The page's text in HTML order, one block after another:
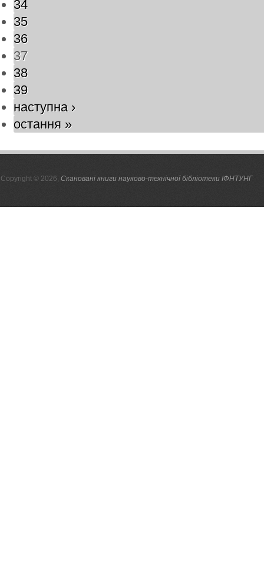
34
35
36
37
38
39
наступна ›
остання »
Copyright © 2026, Скановані книги науково-технічної бібліотеки ІФНТУНГ